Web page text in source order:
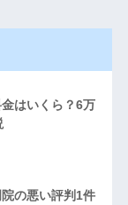
金はいくら？6万
の悪い評判1件